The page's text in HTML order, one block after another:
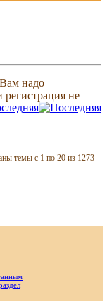
надо
не
темы с 1 по 20 из 1273